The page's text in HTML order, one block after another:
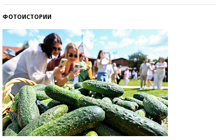
ФОТОИСТОРИИ